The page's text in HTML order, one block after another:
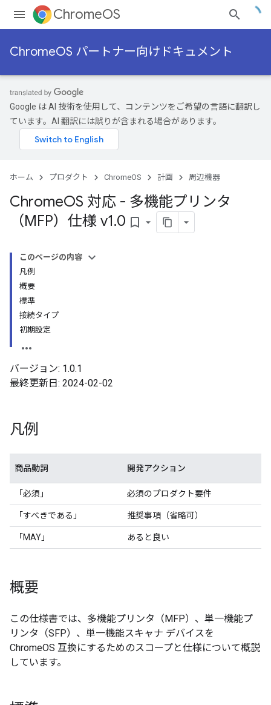
ChromeOS
ChromeOS パートナー向けドキュメント
Google は AI 技術を使用して、コンテンツをご希望の言語に翻訳し
ています。AI 翻訳には誤りが含まれる場合があります。
ホーム プロダクト ChromeOS 計画 周辺機器
ChromeOS 対応 - 多機能プリンタ
（MFP）仕様 v1.0 bookmark_border
このページの内容
凡例
概要
標準
接続タイプ
初期設定
バージョン: 1.0.1
最終更新日: 2024-02-02
凡例
商品動詞 開発アクション
「必須」 必須のプロダクト要件
「すべきである」 推奨事項（省略可）
「MAY」 あると良い
概要
この仕様書では、多機能プリンタ（MFP）、単一機能プ
リンタ（SFP）、単一機能スキャナ デバイスを
ChromeOS 互換にするためのスコープと仕様について概説
しています。